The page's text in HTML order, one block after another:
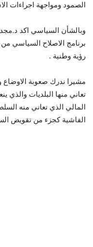
الصمود ومواجهة اجراءات
وبالشأن السياسي اكد
برنامج الاصلاح السياسي
رؤية وطنية .
مشيرا ندرك صعوبة الاوضاع
تعاني منها البلديات والذي
المالي الذي تعاني منه
الفاشية كجزء من تقويض